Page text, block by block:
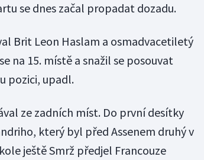
se dnes začal propadat dozadu.
Brit Leon Haslam a osmadvacetiletý
na 15. místě a snažil se posouvat
pozici, upadl.
ze zadních míst. Do první desítky
který byl před Assenem druhý v
ještě Smrž předjel Francouze